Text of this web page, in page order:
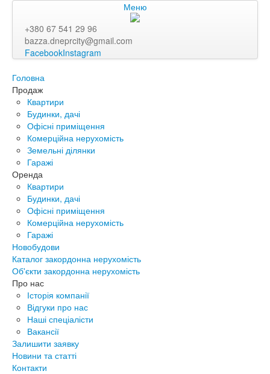
Меню
+380 67 541 29 96
bazza.dneprcity@gmail.com
FacebookInstagram
Головна
Продаж
Квартири
Будинки, дачі
Офісні приміщення
Комерційна нерухомість
Земельні ділянки
Гаражі
Оренда
Квартири
Будинки, дачі
Офісні приміщення
Комерційна нерухомість
Гаражі
Новобудови
Каталог закордонна нерухомість
Об'єкти закордонна нерухомість
Про нас
Історія компанії
Відгуки про нас
Наші спеціалісти
Вакансії
Залишити заявку
Новини та статті
Контакти